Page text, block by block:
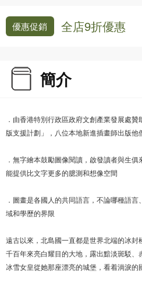
優惠促銷 全店9折優惠
簡介
．由香港特別行政區政府文創產業發展處
版支援計劃」，八位本地新進插畫師出版他
．無字繪本鼓勵圖像閱讀，啟發讀者與生
能提供比文字更多的臆測和想像空間
．圖畫是各國人的共同語言，不論哪種語
域和學歷的界限
遠古以來，北島國一直都是世界北端的冰封
千百年來亮白耀目的大地，露出黯淡斑駁、
冰雪女皇從她那座漂亮的城堡，看着淌淚